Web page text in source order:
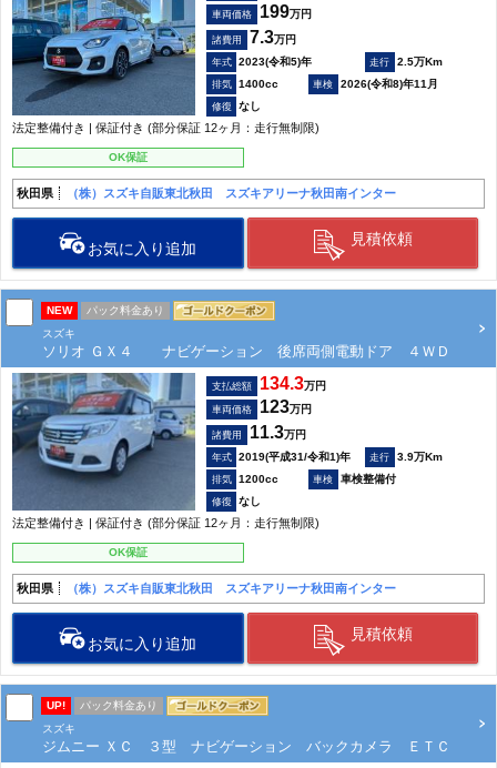
車両価格 199万円
諸費用 7.3万円
2023(令和5)年
2.5万Km
1400cc
2026(令和8)年11月
なし
法定整備付き | 保証付き (部分保証 12ヶ月：走行無制限)
OK保証
秋田県 （株）スズキ自販東北秋田 スズキアリーナ秋田南インター
お気に入り追加
見積依頼
NEW
パック料金あり
スズキ
ソリオ ＧＸ４ ナビゲーション 後席両側電動ドア ４ＷＤ
支払総額 134.3万円
車両価格 123万円
諸費用 11.3万円
2019(平成31/令和1)年
3.9万Km
1200cc
車検整備付
なし
法定整備付き | 保証付き (部分保証 12ヶ月：走行無制限)
OK保証
秋田県 （株）スズキ自販東北秋田 スズキアリーナ秋田南インター
お気に入り追加
見積依頼
UP!
パック料金あり
スズキ
ジムニー ＸＣ ３型 ナビゲーション バックカメラ ＥＴＣ